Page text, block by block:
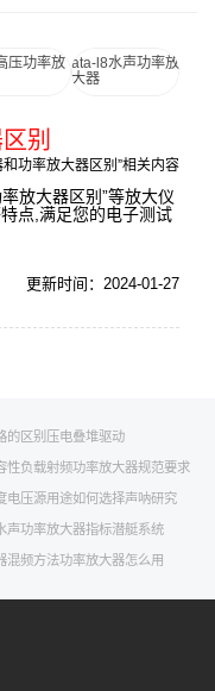
压功率放 ata-l8水声功率放
大器
别
功率放大器区别”相关内容
放大器区别”等放大仪
点,满足您的电子测试
更新时间：2024-01-27
的区别 压电叠堆驱动
性负载射频功率放大器规范要求
电压源用途如何选择声呐研究
声功率放大器指标潜艇系统
混频方法功率放大器怎么用